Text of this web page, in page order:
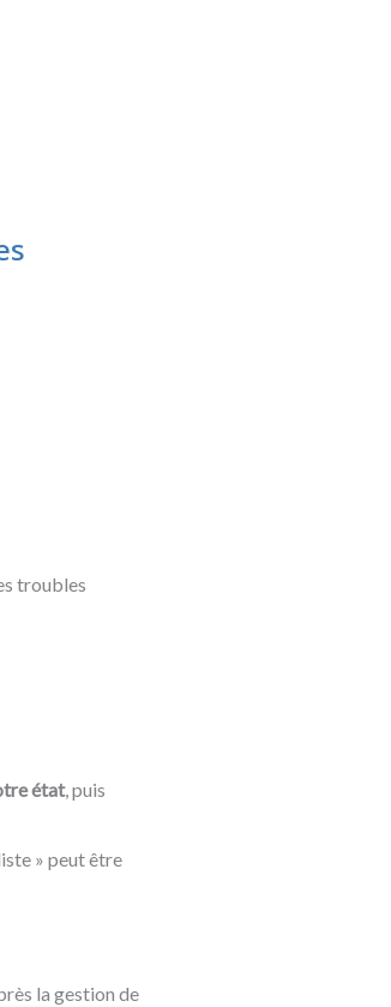
troubles
état, puis
» peut être
la gestion de